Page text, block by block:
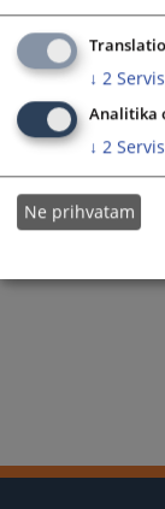
↓ 2
Analitika
↓ 2
Ne prihvatam